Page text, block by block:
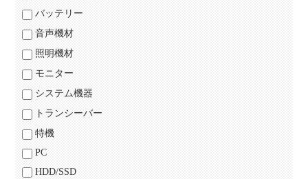
バッテリー
音声機材
照明機材
モニター
システム機器
トランシーバー
特機
PC
HDD/SSD